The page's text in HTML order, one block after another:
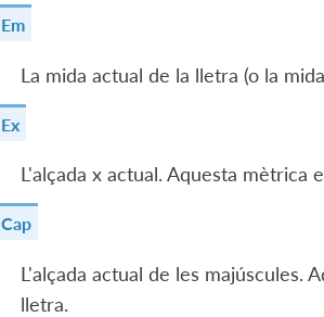
Em
La mida actual de la lletra (o la
Ex
L'alçada x actual. Aquesta mètrica
Cap
L'alçada actual de les majúscules.
lletra.